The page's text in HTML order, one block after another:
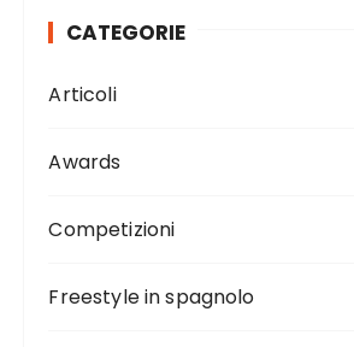
CATEGORIE
Articoli
Awards
Competizioni
Freestyle in spagnolo